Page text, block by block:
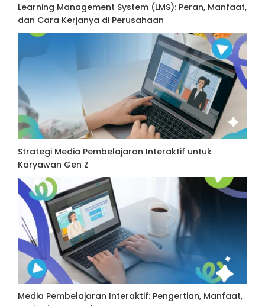
Learning Management System (LMS): Peran, Manfaat,
dan Cara Kerjanya di Perusahaan
Strategi Media Pembelajaran Interaktif untuk
Karyawan Gen Z
Media Pembelajaran Interaktif: Pengertian, Manfaat,